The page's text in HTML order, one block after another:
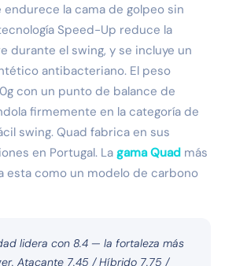
endurece la cama de golpeo sin
Speed-Up reduce la
durante el swing, y se incluye un
antibacteriano. El peso
con un punto de balance de
firmemente en la categoría de
swing. Quad fabrica en sus
en Portugal. La gama Quad más
esta como un modelo de carbono
lidera con 8.4 — la fortaleza más
Atacante 7.45 / Híbrido 7.75 /